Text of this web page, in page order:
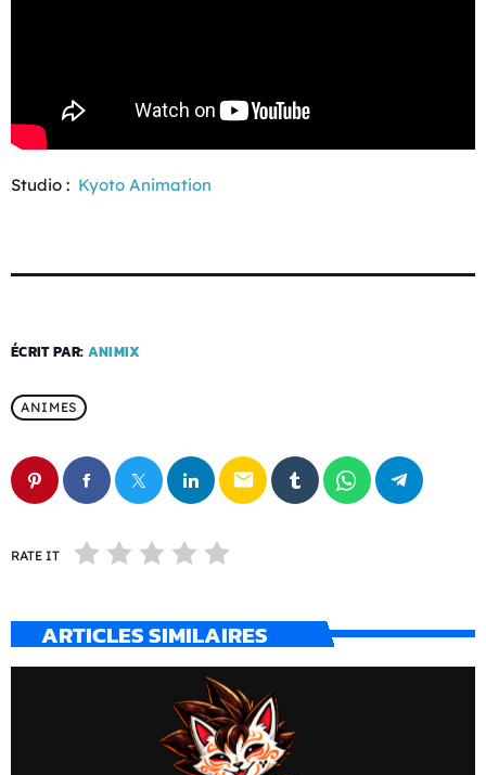
Studio : Kyoto Animation
ÉCRIT PAR: ANIMIX
ANIMES
email
RATE IT
ARTICLES SIMILAIRES